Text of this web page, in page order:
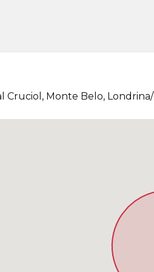
Cruciol, Monte Belo,